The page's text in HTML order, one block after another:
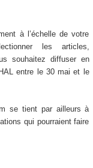
à l’échelle de votre
les articles,
souhaitez diffuser en
entre le 30 mai et le
se tient par ailleurs à
qui pourraient faire